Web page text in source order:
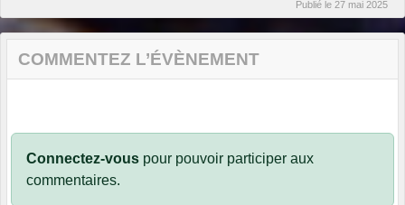
Publié le 27 mai 2025
COMMENTEZ L’ÉVÈNEMENT
Connectez-vous pour pouvoir participer aux
commentaires.